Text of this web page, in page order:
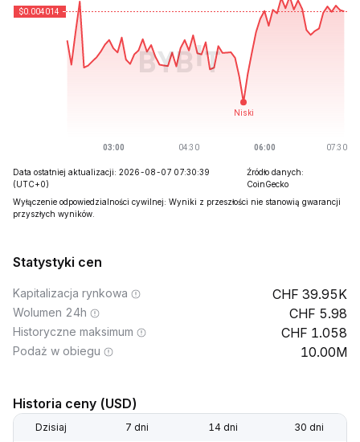
Data ostatniej aktualizacji: 2026-08-07 07:30:39
(UTC+0)
Źródło danych:
CoinGecko
Wyłączenie odpowiedzialności cywilnej: Wyniki z przeszłości nie stanowią gwarancji
przyszłych wyników.
Statystyki cen
Kapitalizacja rynkowa 39.95K
Wolumen 24h 5.98
Historyczne maksimum 1.058
Podaż w obiegu 10.00M
Historia ceny (USD)
Dzisiaj 7 dni 14 dni 30 dni